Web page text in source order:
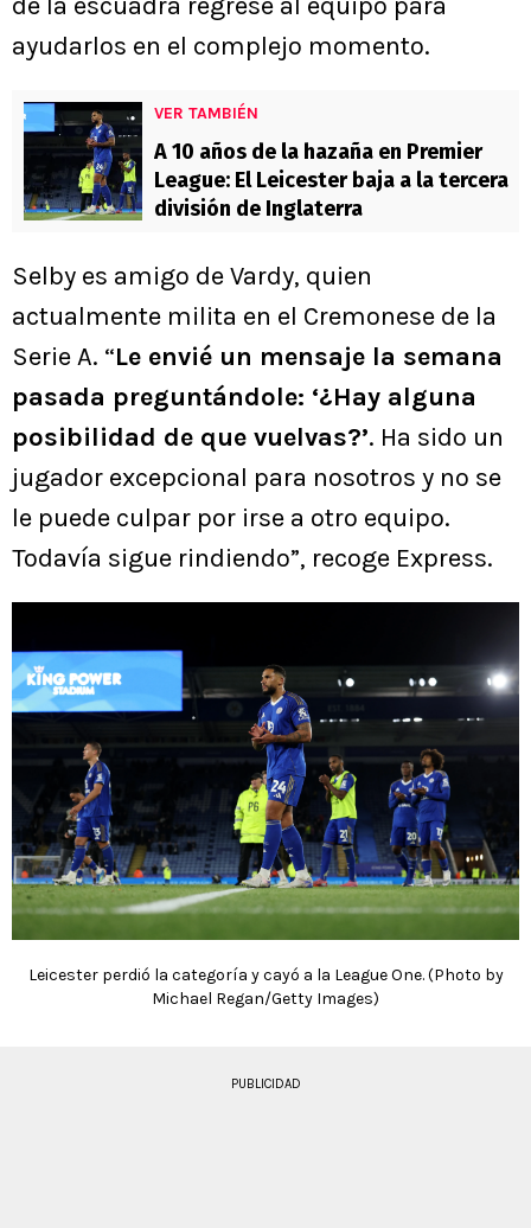
ayudarlos en el complejo momento.
VER TAMBIÉN
A 10 años de la hazaña en Premier
League: El Leicester baja a la tercera
división de Inglaterra
Selby es amigo de Vardy, quien
actualmente milita en el Cremonese de la
Serie A. “Le envié un mensaje la semana
pasada preguntándole: ‘¿Hay alguna
posibilidad de que vuelvas?’. Ha sido un
jugador excepcional para nosotros y no se
le puede culpar por irse a otro equipo.
Todavía sigue rindiendo”, recoge Express.
Leicester perdió la categoría y cayó a la League One. (Photo by
Michael Regan/Getty Images)
PUBLICIDAD